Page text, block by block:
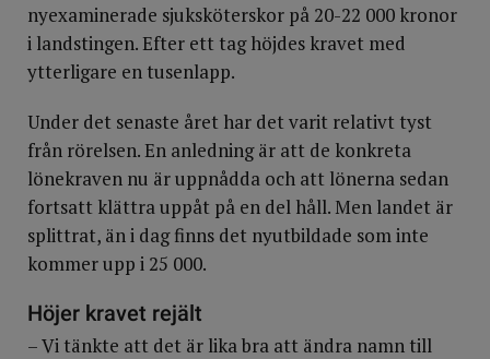
nyexaminerade sjuksköterskor på 20-22 000 kronor
i landstingen. Efter ett tag höjdes kravet med
ytterligare en tusenlapp.
Under det senaste året har det varit relativt tyst
från rörelsen. En anledning är att de konkreta
lönekraven nu är uppnådda och att lönerna sedan
fortsatt klättra uppåt på en del håll. Men landet är
splittrat, än i dag finns det nyutbildade som inte
kommer upp i 25 000.
Höjer kravet rejält
– Vi tänkte att det är lika bra att ändra namn till